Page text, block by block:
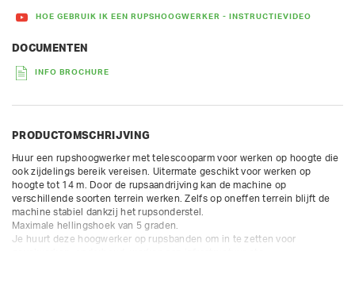
HOE GEBRUIK IK EEN RUPSHOOGWERKER - INSTRUCTIEVIDEO
DOCUMENTEN
INFO BROCHURE
PRODUCTOMSCHRIJVING
Huur een rupshoogwerker met telescooparm voor werken op hoogte die
ook zijdelings bereik vereisen. Uitermate geschikt voor werken op
hoogte tot 14 m. Door de rupsaandrijving kan de machine op
verschillende soorten terrein werken. Zelfs op oneffen terrein blijft de
machine stabiel dankzij het rupsonderstel.
Maximale hellingshoek van 5 graden.
Je huurt deze hoogwerker op rupsbanden om in te zetten voor